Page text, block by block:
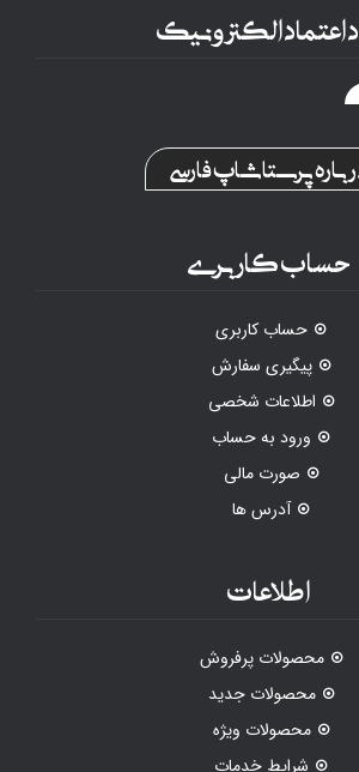
اعتماد الکترونیک
پرستاشاپ فارسی
حساب کاربری
حساب کاربری
پیگیری سفارش
اطلاعات شخصی
ورود به حساب
صورت مالی
آدرس ها
اطلاعات
محصولات پرفروش
محصولات جدید
محصولات ویژه
شرایط خدمات